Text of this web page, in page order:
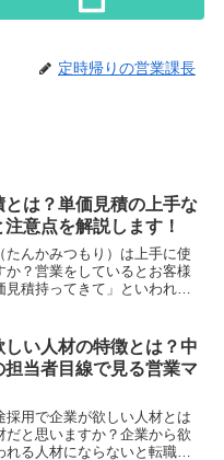
定時帰りの営業課長
とは？単価見積の上手な
意点を解説します！
たんかみつもり）は上手に使
か？営業をしているとお客様
見積持ってきて」といわれる
い方ひとつで戦略性が高まり
えていきましょう。
しい人材の特徴とは？中
担当者目線で見る営業マ
採用で企業が欲しい人材とは
だと思いますか？企業から欲
れる人材にならないと転職は